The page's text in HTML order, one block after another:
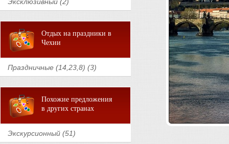
Отдых на праздники в
Чехии
Праздничные (14,23,8) (3)
Похожие предложения
в других странах
Экскурсионный (51)